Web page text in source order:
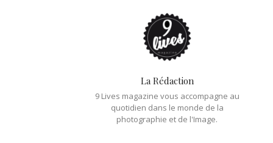
La Rédaction
9 Lives magazine vous accompagne au
quotidien dans le monde de la
photographie et de l'Image.